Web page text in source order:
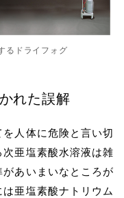
るドライフォグ
れた誤解
を人体に危険と言い切
亜塩素酸水溶液は雑
あいまいなところが
亜塩素酸ナトリウム